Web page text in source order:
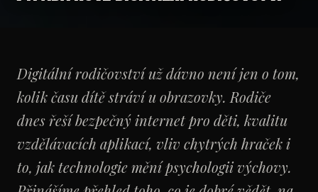
Digitální rodičovství už dávno není jen o tom,
kolik času dítě stráví u obrazovky. Rodiče
dnes řeší bezpečný internet pro děti, kvalitu
vzdělávacích aplikací, vliv chytrých hraček i
to, jak technologie mění psychologii výchovy.